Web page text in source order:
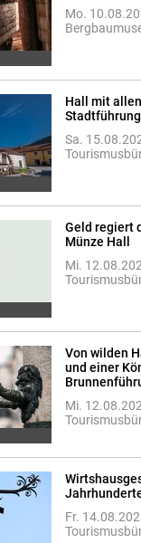
Mo.
Hall mit
Sa.
Geld regiert
Münze Hall
Mi.
Von wilden
und einer
Mi.
Fr.